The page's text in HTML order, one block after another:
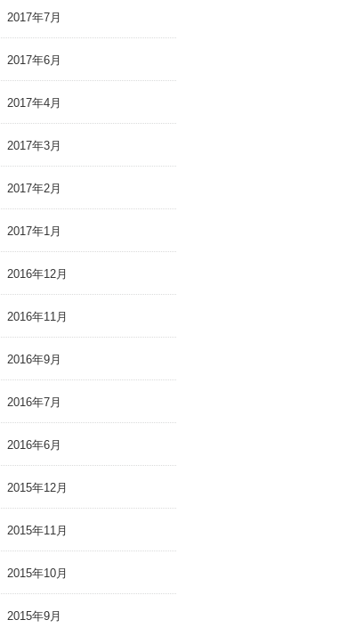
2017年7月
2017年6月
2017年4月
2017年3月
2017年2月
2017年1月
2016年12月
2016年11月
2016年9月
2016年7月
2016年6月
2015年12月
2015年11月
2015年10月
2015年9月